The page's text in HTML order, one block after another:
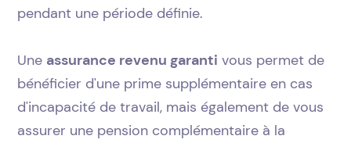
pendant une période définie.
Une assurance revenu garanti vous permet de
bénéficier d'une prime supplémentaire en cas
d'incapacité de travail, mais également de vous
assurer une pension complémentaire à la